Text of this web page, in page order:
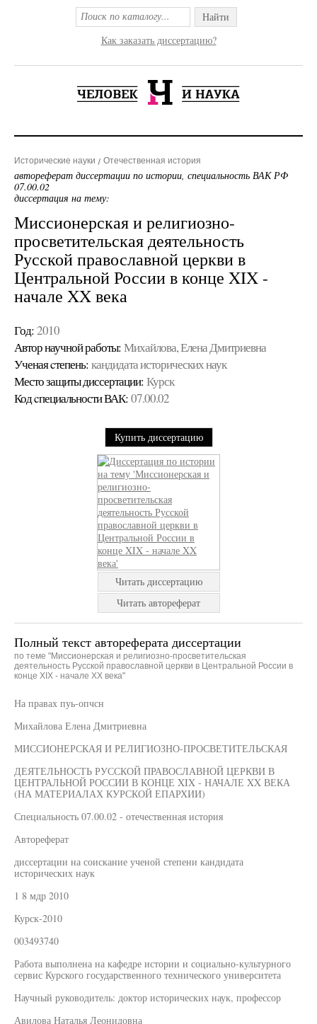
Найти
Как заказать диссертацию?
Исторические науки Отечественная история
автореферат диссертации по истории, специальность ВАК РФ
07.00.02
диссертация на тему:
Миссионерская и религиозно-
просветительская деятельность
Русской православной церкви в
Центральной России в конце XIX -
начале XX века
Год: 2010
Автор научной работы: Михайлова, Елена Дмитриевна
Ученая cтепень: кандидата исторических наук
Место защиты диссертации: Курск
Код cпециальности ВАК: 07.00.02
Купить диссертацию
Читать диссертацию
Читать автореферат
Полный текст автореферата диссертации
по теме "Миссионерская и религиозно-просветительская
деятельность Русской православной церкви в Центральной России в
конце XIX - начале XX века"
На правах пуь-опчсн
Михайлова Елена Дмитриевна
МИССИОНЕРСКАЯ И РЕЛИГИОЗНО-ПРОСВЕТИТЕЛЬСКАЯ
ДЕЯТЕЛЬНОСТЬ РУССКОЙ ПРАВОСЛАВНОЙ ЦЕРКВИ В
ЦЕНТРАЛЬНОЙ РОССИИ В КОНЦЕ XIX - НАЧАЛЕ XX ВЕКА
(НА МАТЕРИАЛАХ КУРСКОЙ ЕПАРХИИ)
Специальность 07.00.02 - отечественная история
Автореферат
диссертации на соискание ученой степени кандидата
исторических наук
1 8 мдр 2010
Курск-2010
003493740
Работа выполнена на кафедре истории и социально-культурного
сервис Курского государственного технического университета
Научный руководитель: доктор исторических наук, профессор
Авилова Наталья Леонидовна